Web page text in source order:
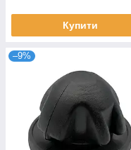
Купити
–9%